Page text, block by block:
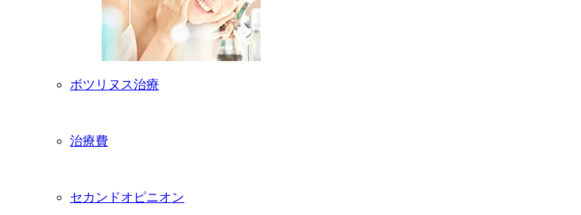
ボツリヌス治療
治療費
セカンドオピニオン